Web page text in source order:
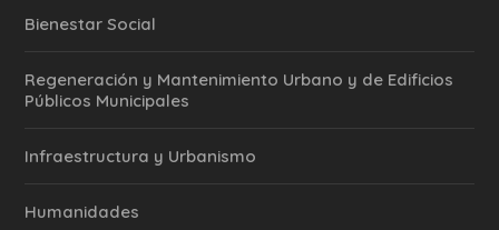
Bienestar Social
Regeneración y Mantenimiento Urbano y de Edificios
Públicos Municipales
Infraestructura y Urbanismo
Humanidades